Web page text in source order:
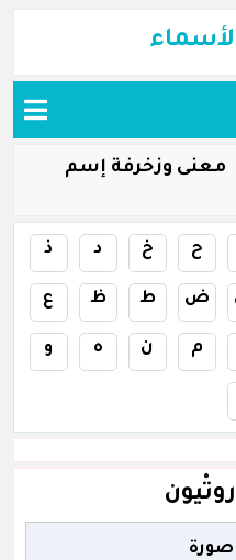
معنى وزخرفة إسم
ح خ د ذ
ض ط ظ ع
م ن ه و
صورة